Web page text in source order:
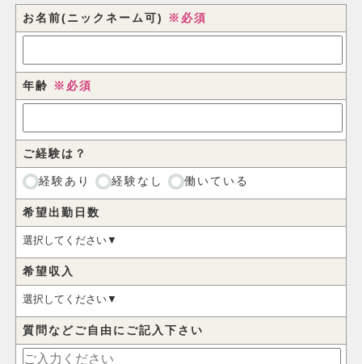
お名前(ニックネーム可) ※必須
年齢 ※必須
ご経験は？
経験あり 経験なし 働いている
希望出勤日数
希望収入
質問などご自由にご記入下さい